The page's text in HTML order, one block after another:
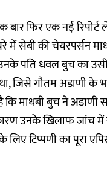
बार फिर एक नई
में सेबी की चेयरपर्सन
पति धवल बुच का
जिसे गौतम अडाणी के
माधबी बुच ने अडाणी
उनके खिलाफ जांच में
लिए टिप्पणी का पूरा